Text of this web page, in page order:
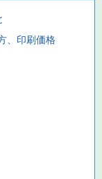
、印刷価格